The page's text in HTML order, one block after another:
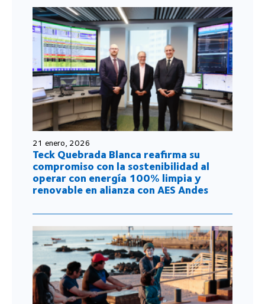
21 enero, 2026
Teck Quebrada Blanca reafirma su
compromiso con la sostenibilidad al
operar con energía 100% limpia y
renovable en alianza con AES Andes